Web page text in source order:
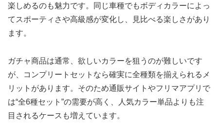
楽しめるのも魅力です。同じ車種でもボディカラーによっ
てスポーティさや高級感が変化し、見比べる楽しさがあり
ます。
ガチャ商品は通常、欲しいカラーを狙うのが難しいです
が、コンプリートセットなら確実に全種類を揃えられるメ
リットがあります。そのため通販サイトやフリマアプリで
は“全6種セット”の需要が高く、人気カラー単品よりも注
目されるケースも増えています。